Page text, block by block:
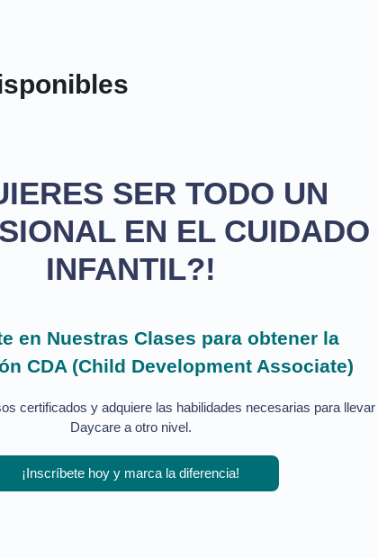
SER TODO UN
EN EL CUIDADO
INFANTIL?!
en Nuestras Clases para obtener la
CDA (Child Development Associate)
certificados y adquiere las habilidades necesarias para llevar
Daycare a otro nivel.
¡Inscríbete hoy y marca la diferencia!